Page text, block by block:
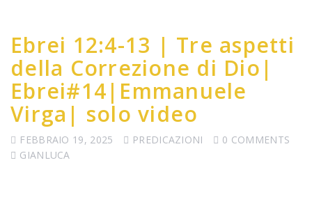
Ebrei 12:4-13 | Tre aspetti
della Correzione di Dio|
Ebrei#14|Emmanuele
Virga| solo video
FEBBRAIO 19, 2025 PREDICAZIONI
0 COMMENTS
GIANLUCA